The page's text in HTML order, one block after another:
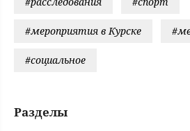
#мероприятия в Курске
#социальное
Разделы